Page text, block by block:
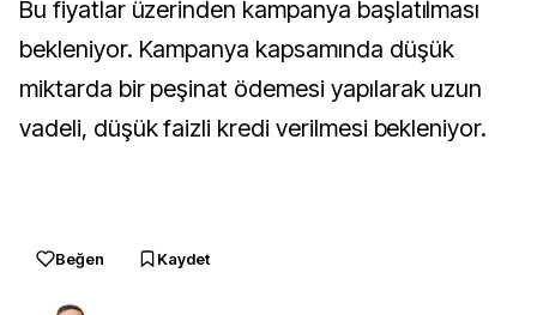
Bu fiyatlar üzerinden kampanya başlatılması
bekleniyor. Kampanya kapsamında düşük
miktarda bir peşinat ödemesi yapılarak uzun
vadeli, düşük faizli kredi verilmesi bekleniyor.
Beğen Kaydet